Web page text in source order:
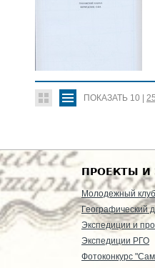
ПОКАЗАТЬ 10
ПРОЕКТЫ И
Молодежный клуб
Географический
Экспедиции и
Экспедиции РГО
Фотоконкурс